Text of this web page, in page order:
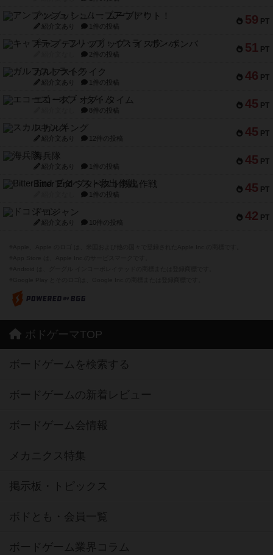
59 PT
アンブッシュ！：ムーブアウト！
紹介文あり 1件の投稿
51 PT
キャプテン・フリップ：イスラ・ボンバ
2件の投稿
46 PT
ガルフストライク
紹介文あり 1件の投稿
45 PT
エコーズ・オブ・タイム
8件の投稿
45 PT
スカルキング
紹介文あり 12件の投稿
45 PT
海兵隊
紹介文あり 1件の投稿
45 PT
Bitter End ブタペスト救出作戦
1件の投稿
42 PT
ドコジャン
紹介文あり 10件の投稿
ボドゲーマTOP
ボードゲームを検索する
ボードゲームの新着レビュー
ボードゲーム会情報
メカニクス特集
掲示板・トピックス
ボドとも・会員一覧
ボードゲーム業界コラム